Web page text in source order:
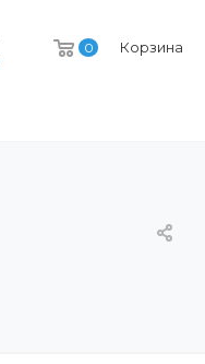
0 Корзина